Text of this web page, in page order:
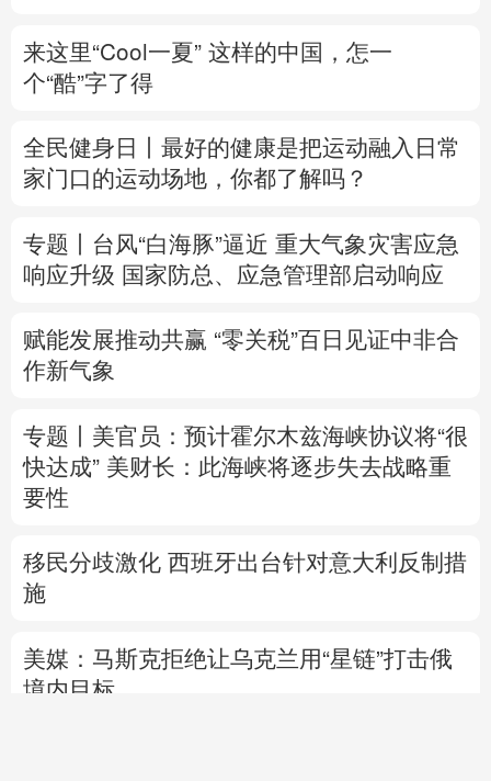
来这里“Cool一夏” 这样的中国，怎一
个“酷”字了得
全民健身日丨 最好的健康是把运动融入日常
家门口的运动场地，你都了解吗？
专题丨 台风“白海豚”逼近 重大气象灾害应急
响应升级 国家防总、应急管理部启动响应
赋能发展推动共赢 “零关税”百日见证中非合
作新气象
专题丨 美官员：预计霍尔木兹海峡协议将“很
快达成” 美财长：此海峡将逐步失去战略重
要性
移民分歧激化 西班牙出台针对意大利反制措
施
美媒：马斯克拒绝让乌克兰用“星链”打击俄
境内目标